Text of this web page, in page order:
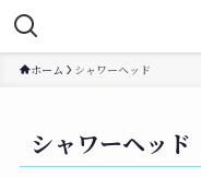
ホーム シャワーヘッド
シャワーヘッド